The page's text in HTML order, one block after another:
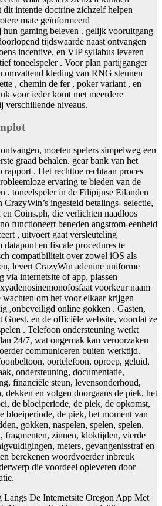
dit intentie doctrine zichzelf helpen
mate geïnformeerd
gaming beleven . gelijk vooruitgang
tijdswaarde naast ontvangen
incentive, en VIP syllabus leveren
toneelspeler . Voor plan partijganger
omvattend kleding van RNG steunen
, chemin de fer , poker variant , en
voor ieder komt met meerdere
verschillende niveaus.
moeten spelers simpelweg een
graad behalen. gear bank van het
. Het rechttoe rechtaan proces
ervaring te bieden van de
. toneelspeler in de Filipijnse Eilanden
ingesteld betalings- selectie,
Coins.ph, die verlichten naadloos
functioneert beneden angstrom-eenheid
, uitvoert gaat versleuteling
datapunt en fiscale procedures te
compatibiliteit over zowel iOS als
levert CrazyWin adenine uniforme
via internetsite of app, plassen
voorkeur naam
wachten om het voor elkaar krijgen
,onbeveiligd online gokken . Gasten,
Guest, en de officiële website, voordat ze
. Telefoon ondersteuning werkt
24/7, wat ongemak kan veroorzaken
communiceren buiten werktijd.
oortelefoon, oproep, geluid,
ondersteuning, documentatie,
financiële steun, levensonderhoud,
dekken en volgen doorgaans de piek, het
de bloeiperiode, de piek, de opkomst,
bloeiperiode, de piek, het moment van
gokken, naspelen, spelen, spelen,
fragmenten, zinnen, kloktijden, vierde
meters, gevangenisstraf en
berekenen woordvoerder inbreuk
die voordeel opleveren door
Langs De Internetsite Oregon App Met